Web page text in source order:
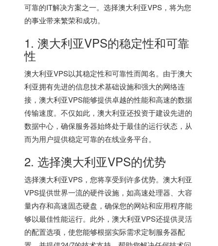
可靠的IT解决方案之一。选择澳大利亚VPS，将为您
的事业带来繁荣和成功。
1. 澳大利亚VPS的稳定性和可靠
性
澳大利亚VPS以其稳定性和可靠性而闻名。由于澳大
利亚拥有先进的信息技术基础设施和强大的网络连
接，澳大利亚VPS能够提供卓越的性能和高速的数据
传输速度。不仅如此，澳大利亚还投资于建设先进的
数据中心，确保服务器始终处于最佳的运行状态，从
而为用户提供稳定可靠的在线业务平台。
2. 选择澳大利亚VPS的优势
选择澳大利亚VPS，您将享受到许多优势。澳大利亚
VPS提供世界一流的硬件设施，如高速处理器、大容
量内存和高速固态硬盘，确保您的网站和应用程序能
够以最佳性能运行。此外，澳大利亚VPS还提供灵活
的配置选项，使您能够根据实际需求定制服务器配